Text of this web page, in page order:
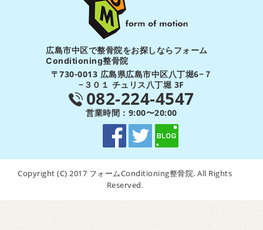
広島市中区で整骨院をお探しならフォーム
Conditioning整骨院
〒730-0013 広島県広島市中区八丁堀6−７
−３０１ チュリス八丁堀 3F
082-224-4547
営業時間：9:00〜20:00
Copyright (C) 2017 フォームConditioning整骨院. All Rights
Reserved.